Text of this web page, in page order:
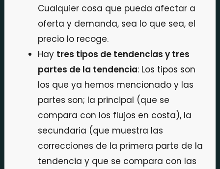
Cualquier cosa que pueda afectar a
oferta y demanda, sea lo que sea, el
precio lo recoge.
Hay tres tipos de tendencias y tres
partes de la tendencia: Los tipos son
los que ya hemos mencionado y las
partes son; la principal (que se
compara con los flujos en costa), la
secundaria (que muestra las
correcciones de la primera parte de la
tendencia y que se compara con las